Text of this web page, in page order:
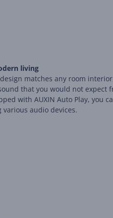
living
matches any room
that you would not expect
with AUXIN Auto Play, you
various audio devices.